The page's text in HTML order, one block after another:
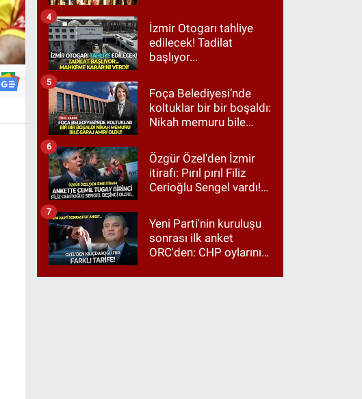
İzmir Otogarı tahliye
edilecek! Tadilat
başlıyor...
4
Foça Belediyesi’nde
koltuklar bir bir boşaldı:
Nikah memuru bile
5
Özgür Özel'den İzmir
itirafı: Pırıl pırıl Filiz
Cerioğlu Sengel vardı!
Tugay birinci çıktı
6
Yeni Parti'nin kuruluşu
sonrası ilk anket
ORC'den: CHP oylarının
üçte biri Kılıçdaroğlu'na
7